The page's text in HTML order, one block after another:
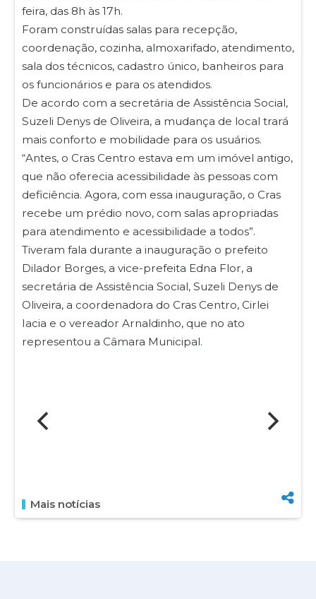
feira, das 8h às 17h.
Foram construídas salas para recepção,
coordenação, cozinha, almoxarifado, atendimento,
sala dos técnicos, cadastro único, banheiros para
os funcionários e para os atendidos.
De acordo com a secretária de Assistência Social,
Suzeli Denys de Oliveira, a mudança de local trará
mais conforto e mobilidade para os usuários.
“Antes, o Cras Centro estava em um imóvel antigo,
que não oferecia acessibilidade às pessoas com
deficiência. Agora, com essa inauguração, o Cras
recebe um prédio novo, com salas apropriadas
para atendimento e acessibilidade a todos”.
Tiveram fala durante a inauguração o prefeito
Dilador Borges, a vice-prefeita Edna Flor, a
secretária de Assistência Social, Suzeli Denys de
Oliveira, a coordenadora do Cras Centro, Cirlei
Iacia e o vereador Arnaldinho, que no ato
representou a Câmara Municipal.
Mais notícias